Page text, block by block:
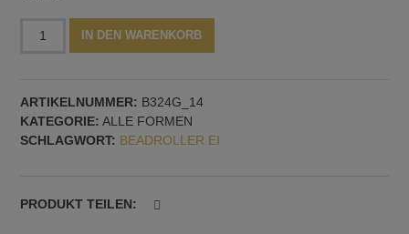
Eierformen
Menge
IN DEN WARENKORB
ARTIKELNUMMER: B324G_14
KATEGORIE: ALLE FORMEN
SCHLAGWORT: BEADROLLER EI
PRODUKT TEILEN: